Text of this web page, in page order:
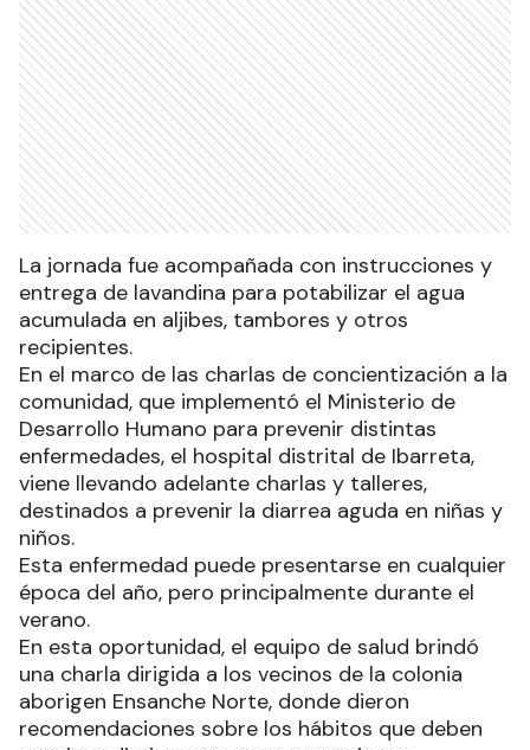
La jornada fue acompañada con instrucciones y
entrega de lavandina para potabilizar el agua
acumulada en aljibes, tambores y otros
recipientes.
En el marco de las charlas de concientización a la
comunidad, que implementó el Ministerio de
Desarrollo Humano para prevenir distintas
enfermedades, el hospital distrital de Ibarreta,
viene llevando adelante charlas y talleres,
destinados a prevenir la diarrea aguda en niñas y
niños.
Esta enfermedad puede presentarse en cualquier
época del año, pero principalmente durante el
verano.
En esta oportunidad, el equipo de salud brindó
una charla dirigida a los vecinos de la colonia
aborigen Ensanche Norte, donde dieron
recomendaciones sobre los hábitos que deben